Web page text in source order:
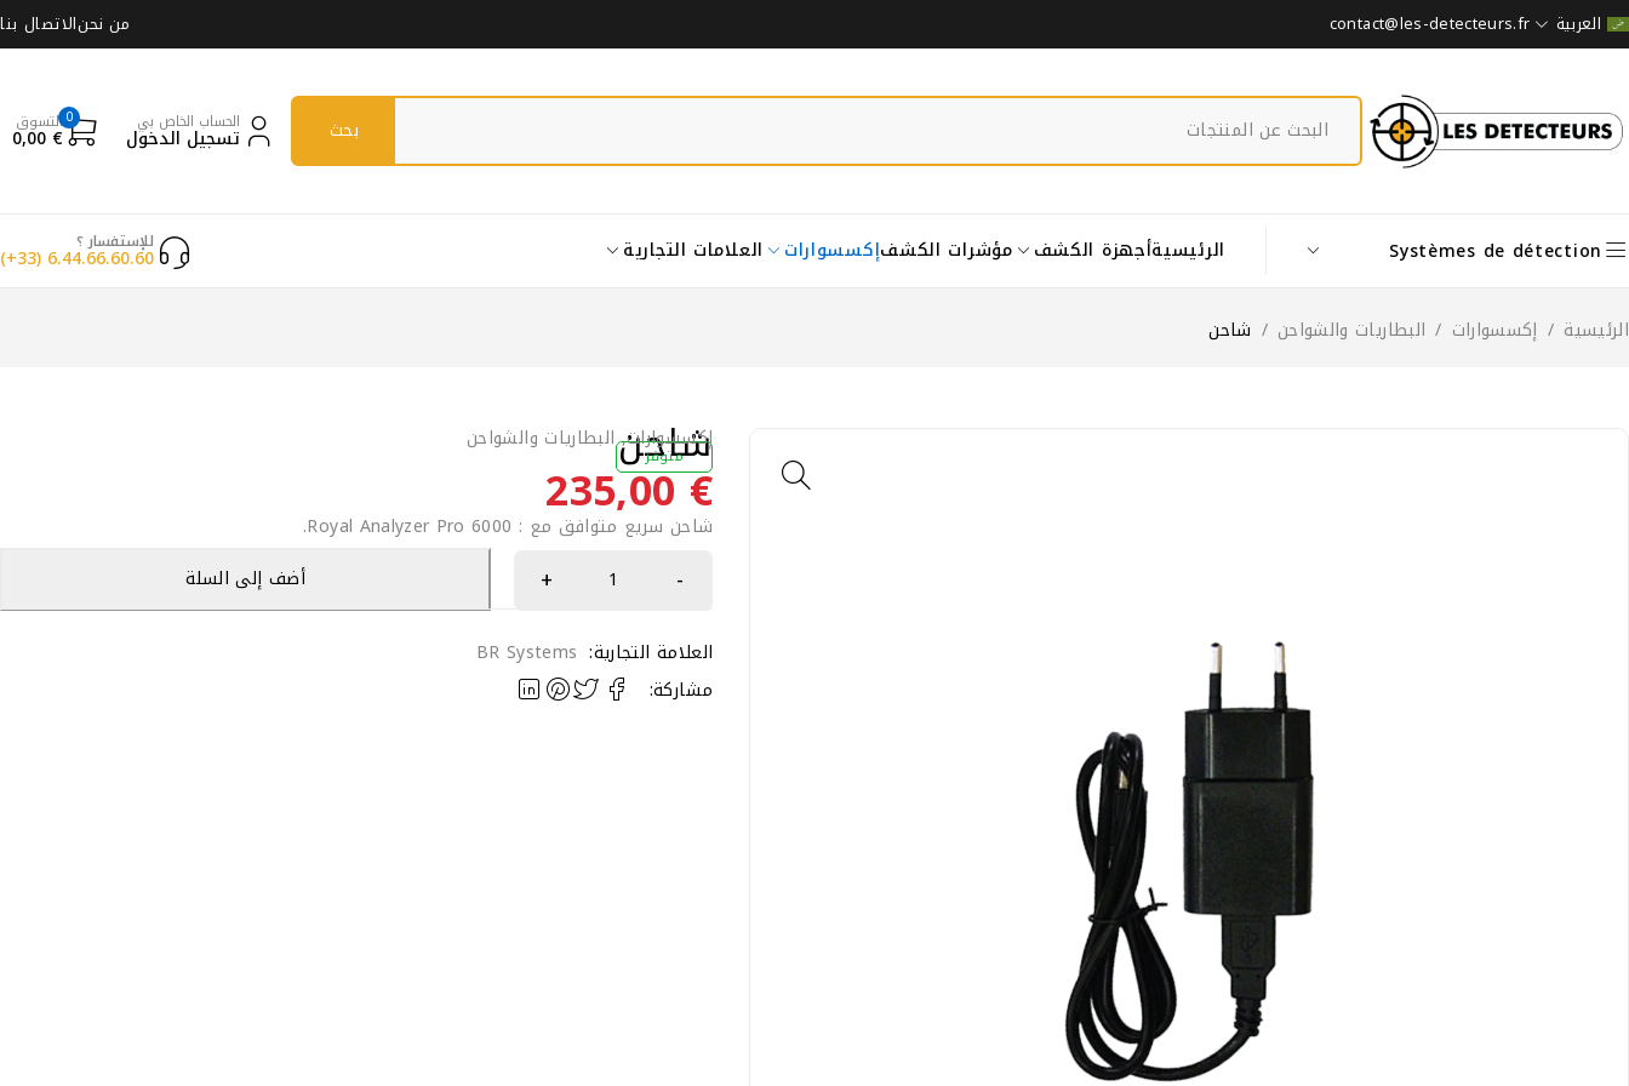
العربية contact@les-detecteurs.fr من نحنالاتصال بنا
الحساب الخاص بي
تسجيل الدخول
0التسوق
0,00 €
Systèmes de détection الرئيسيةأجهزة الكشف مؤشرات الكشفإكسسوارات العلامات التجارية للإستفسار ؟
(+33) 6.44.66.60.60
الرئيسية / إكسسوارات / البطاريات والشواحن / شاحن
إكسسوارات,البطاريات والشواحنشاحن
متوفر
235,00€
شاحن سريع متوافق مع : Royal Analyzer Pro 6000.
أضف إلى السلة
العلامة التجارية: BR Systems
مشاركة: